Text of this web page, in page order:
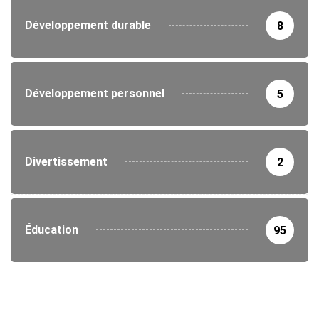
Développement durable 8
Développement personnel 5
Divertissement 2
Éducation 95